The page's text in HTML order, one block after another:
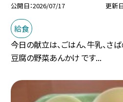
公開日 2026/07/17 更新
給食
今日の献立は、ごはん、牛乳、さ
豆腐の野菜あんかけ です...